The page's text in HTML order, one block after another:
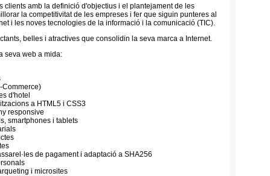
clients amb la definició d'objectius i el plantejament de les
la competitivitat de les empreses i fer que siguin punteres al
i les noves tecnologies de la informació i la comunicació (TIC).
belles i atractives que consolidin la seva marca a Internet.
seva web a mida:
Commerce)
d'hotel
a HTML5 i CSS3
responsive
smartphones i tablets
de pagament i adaptació a SHA256
i microsites